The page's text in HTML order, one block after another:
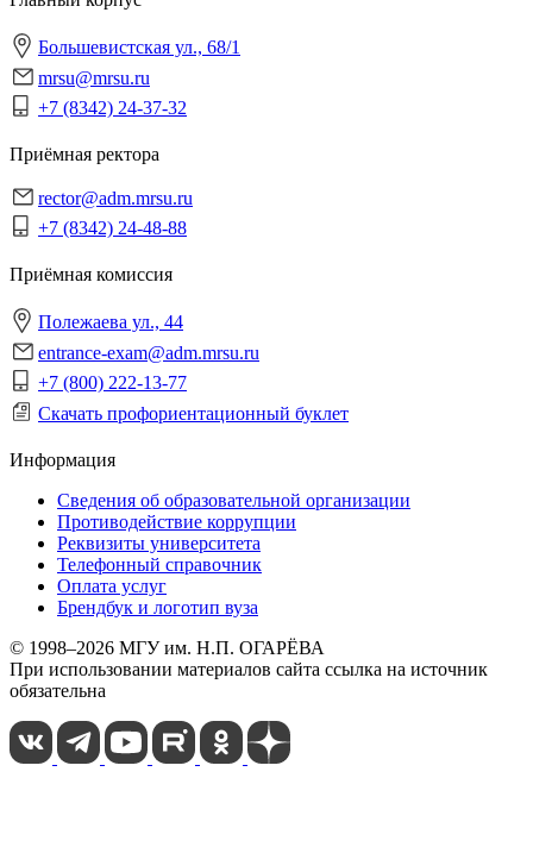
Большевистская ул., 68/1
mrsu@mrsu.ru
+7 (8342) 24-37-32
Приёмная ректора
rector@adm.mrsu.ru
+7 (8342) 24-48-88
Приёмная комиссия
Полежаева ул., 44
entrance-exam@adm.mrsu.ru
+7 (800) 222-13-77
Скачать профориентационный буклет
Информация
Сведения об образовательной организации
Противодействие коррупции
Реквизиты университета
Телефонный справочник
Оплата услуг
Брендбук и логотип вуза
© 1998–2026 МГУ им. Н.П. ОГАРЁВА
При использовании материалов сайта ссылка на источник
обязательна